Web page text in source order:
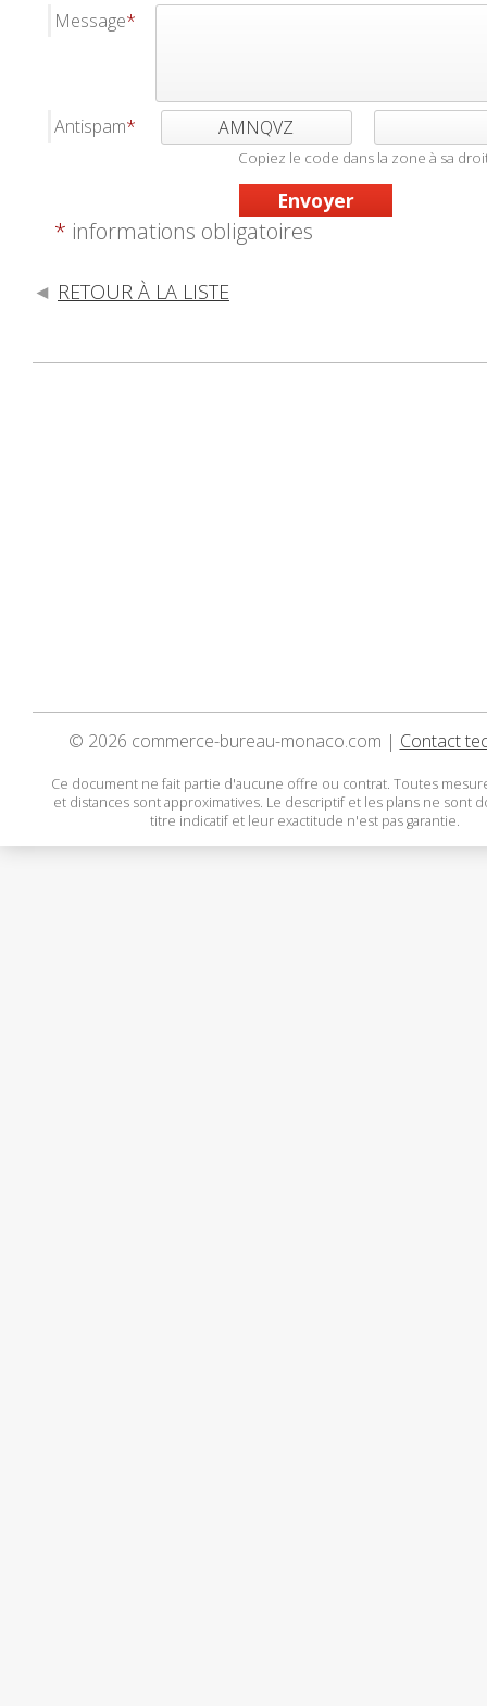
Message
Antispam AMNQVZ
Copiez le code dans la zone à sa
* informations obligatoires
RETOUR À LA LISTE
© 2026 commerce-bureau-monaco.com | Contact
Ce document ne fait partie d'aucune offre ou contrat. Toutes
et distances sont approximatives. Le descriptif et les plans ne sont
titre indicatif et leur exactitude n'est pas garantie.